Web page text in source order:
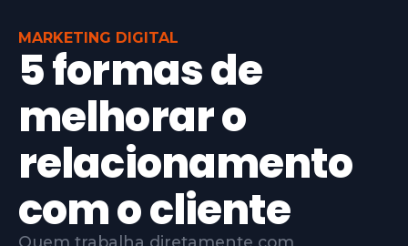
MARKETING DIGITAL
5 formas de
melhorar o
relacionamento
com o cliente
Quem trabalha diretamente com